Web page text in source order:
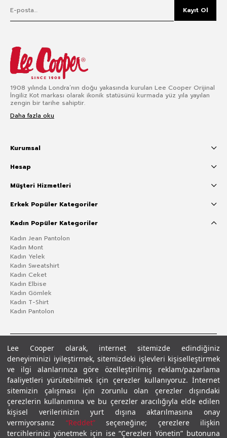
Lee Cooper olarak, internet sitemizde edindiğiniz
deneyiminizi iyileştirmek, sitemizdeki işlevleri kişiselleştirmek
ve ilgi alanlarınıza göre özelleştirilmiş reklam/pazarlama
faaliyetleri yürütebilmek için çerezler kullanıyoruz. İnternet
sitemizin çalışması için zorunlu olan çerezler dışındaki
çerezlerin kullanımına ve bu çerezler aracılığıyla elde edilen
kişisel verilerinizin yurt dışına aktarılmasına onay
vermiyorsanız “Reddet”seçeneğine; çerezlere ilişkin
tercihlerinizi yönetmek için ise “Çerezleri Yönetin” butonuna
Kayıt Ol
1908 yılında Londra’nın doğu yakasında kurulan Lee Cooper Orijinal
İngiliz Kot markası olarak ikonik statüsünü kurmada yüz yıla yayılan
zengin bir tarihe sahiptir.
Daha fazla oku
Kurumsal
Hesap
Müşteri Hizmetleri
Erkek Popüler Kategoriler
Kadın Popüler Kategoriler
Kadın Jean Pantolon
Kadın Mont
Kadın Yelek
Kadın Sweatshirt
Kadın Ceket
Kadın Elbise
Kadın Gömlek
Kadın T-Shirt
Kadın Pantolon
Gizlilik PolitikasıÇerez Politikası KVKK Aydınlatma MetniŞartlar ve Koşullar
© 2026 Leecooper - Tüm Hakları Saklıdır.